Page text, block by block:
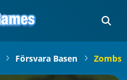
Försvara Basen